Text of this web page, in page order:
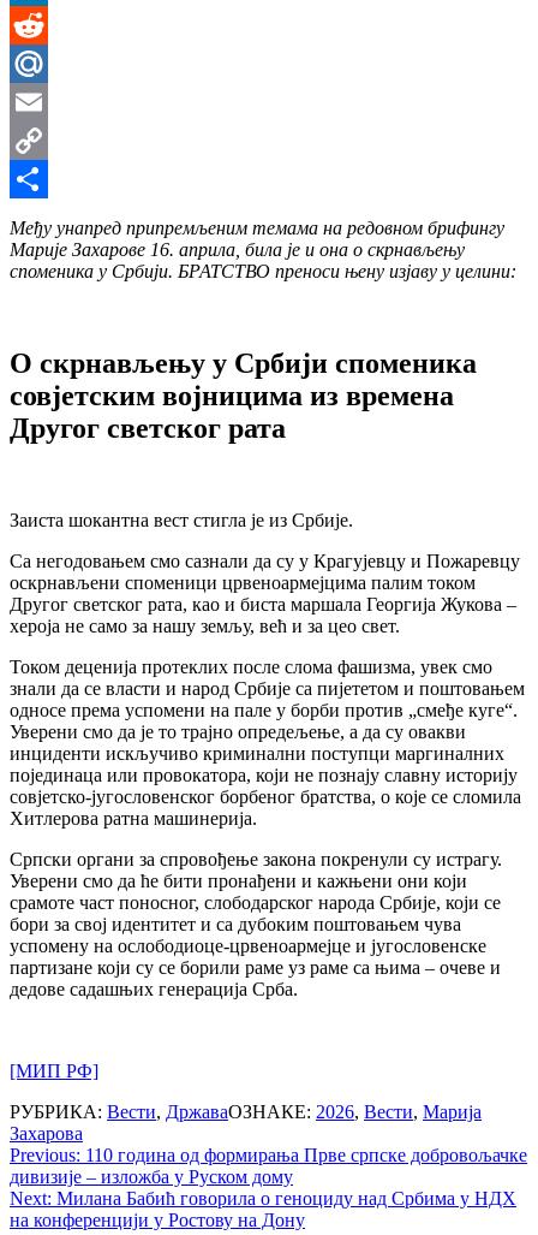
LinkedIn
Reddit
Mail.Ru
Email
Copy
Link
Share
Међу унапред припремљеним темама на редовном брифингу
Марије Захарове 16. априла, била је и она о скрнављењу
споменика у Србији. БРАТСТВО преноси њену изјаву у целини:
О скрнављењу у Србији споменика
совјетским војницима из времена
Другог светског рата
Заиста шокантна вест стигла је из Србије.
Са негодовањем смо сазнали да су у Крагујевцу и Пожаревцу
оскрнављени споменици црвеноармејцима палим током
Другог светског рата, као и биста маршала Георгиjа Жукова –
хероја не само за нашу земљу, већ и за цео свет.
Током деценија протеклих после слома фашизма, увек смо
знали да се власти и народ Србије са пијететом и поштовањем
односе према успомени на пале у борби против „смеђе куге“.
Уверени смо да је то трајно опредељење, а да су овакви
инциденти искључиво криминални поступци маргиналних
појединаца или провокатора, који не познају славну историју
совјетско-југословенског борбеног братства, о које се сломила
Хитлерова ратна машинерија.
Српски органи за спровођење закона покренули су истрагу.
Уверени смо да ће бити пронађени и кажњени они који
срамоте част поносног, слободарског народа Србије, који се
бори за свој идентитет и са дубоким поштовањем чува
успомену на ослободиоце-црвеноармејце и југословенске
партизане који су се борили раме уз раме са њима – очеве и
дедове садашњих генерација Срба.
[МИП РФ]
РУБРИКА: Вести, ДржаваОЗНАКЕ: 2026, Вести, Марија
Захарова
Post
navigation
Previous: 110 година од формирања Прве српске добровољачке
дивизије – изложба у Руском дому
Next: Милана Бабић говорила о геноциду над Србима у НДХ
на конференцији у Ростову на Дону